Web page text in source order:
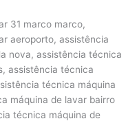
31 marco marco,
aeroporto, assistência
nova, assistência técnica
assistência técnica
técnica máquina
máquina de lavar bairro
técnica máquina de